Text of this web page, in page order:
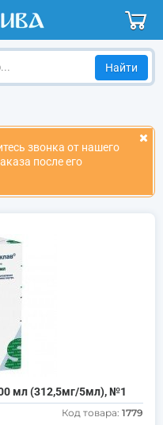
звонка от нашего
после его
мл (312,5мг/5мл), №1
Код товара: 1779